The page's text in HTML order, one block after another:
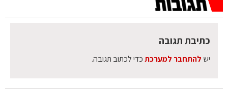
כתיבת תגובה
יש להתחבר למערכתכדי לכתוב תגובה.